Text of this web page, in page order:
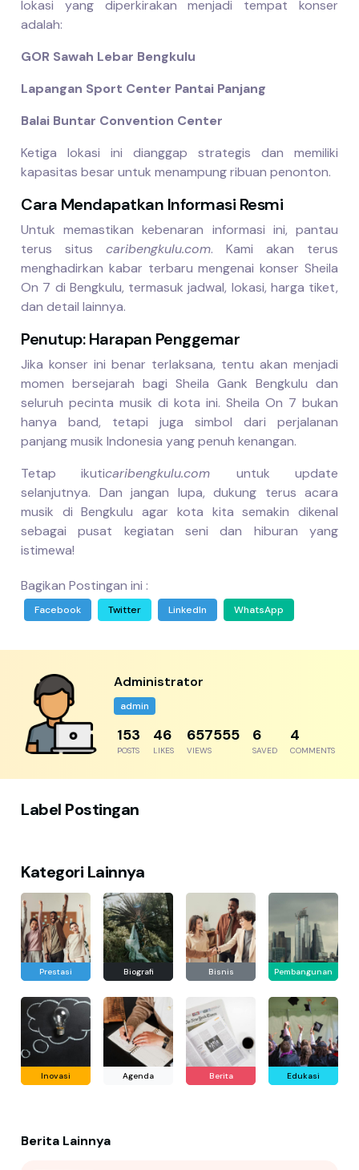
lokasi yang diperkirakan menjadi tempat konser
adalah:
GOR Sawah Lebar Bengkulu
Lapangan Sport Center Pantai Panjang
Balai Buntar Convention Center
Ketiga lokasi ini dianggap strategis dan memiliki
kapasitas besar untuk menampung ribuan penonton.
Cara Mendapatkan Informasi Resmi
Untuk memastikan kebenaran informasi ini, pantau
terus situs caribengkulu.com. Kami akan terus
menghadirkan kabar terbaru mengenai konser Sheila
On 7 di Bengkulu, termasuk jadwal, lokasi, harga tiket,
dan detail lainnya.
Penutup: Harapan Penggemar
Jika konser ini benar terlaksana, tentu akan menjadi
momen bersejarah bagi Sheila Gank Bengkulu dan
seluruh pecinta musik di kota ini. Sheila On 7 bukan
hanya band, tetapi juga simbol dari perjalanan
panjang musik Indonesia yang penuh kenangan.
Tetap ikuticaribengkulu.com untuk update
selanjutnya. Dan jangan lupa, dukung terus acara
musik di Bengkulu agar kota kita semakin dikenal
sebagai pusat kegiatan seni dan hiburan yang
istimewa!
Bagikan Postingan ini :
Facebook Twitter LinkedIn WhatsApp
Administrator
admin
192
POSTS
57
LIKES
821944
VIEWS
8
SAVED
5
COMMENTS
Label Postingan
Kategori Lainnya
Prestasi Biografi Bisnis Pembangunan
Inovasi Agenda Berita Edukasi
Berita Lainnya